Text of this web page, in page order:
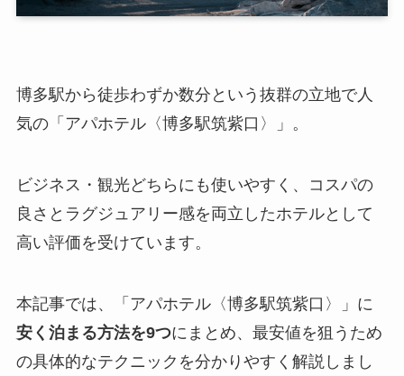
博多駅から徒歩わずか数分という抜群の立地で人
気の「アパホテル〈博多駅筑紫口〉」。
ビジネス・観光どちらにも使いやすく、コスパの
良さとラグジュアリー感を両立したホテルとして
高い評価を受けています。
本記事では、「アパホテル〈博多駅筑紫口〉」に
安く泊まる方法を9つにまとめ、最安値を狙うため
の具体的なテクニックを分かりやすく解説しまし